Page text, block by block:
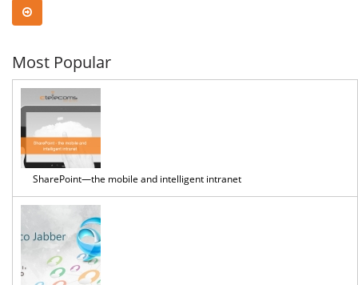
Most Popular
SharePoint—the mobile and intelligent intranet